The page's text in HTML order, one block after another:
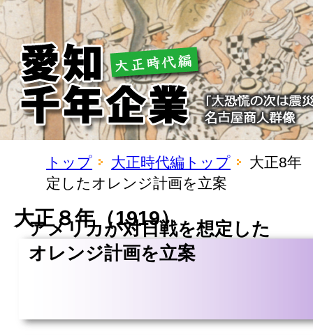
トップ 大正時代編トップ
大正8年
定したオレンジ計画を立案
大正８年（1919）
アメリカが対日戦を想定した
オレンジ計画を立案